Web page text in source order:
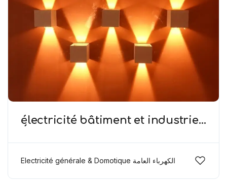
électricité bâtiment et industriel,
Electricité générale & Domotique الكهرباء العامة